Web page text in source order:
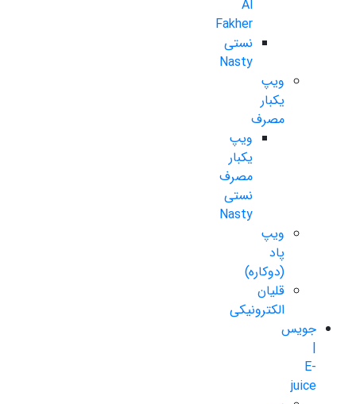
Al
Fakher
نستی
Nasty
ویپ
یکبار
مصرف
ویپ
یکبار
مصرف
نستی
Nasty
ویپ
پاد
(دوکاره)
قلیان
الکترونیکی
جویس
|
E-
juice